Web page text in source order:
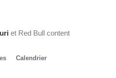
et Red Bull content
Calendrier